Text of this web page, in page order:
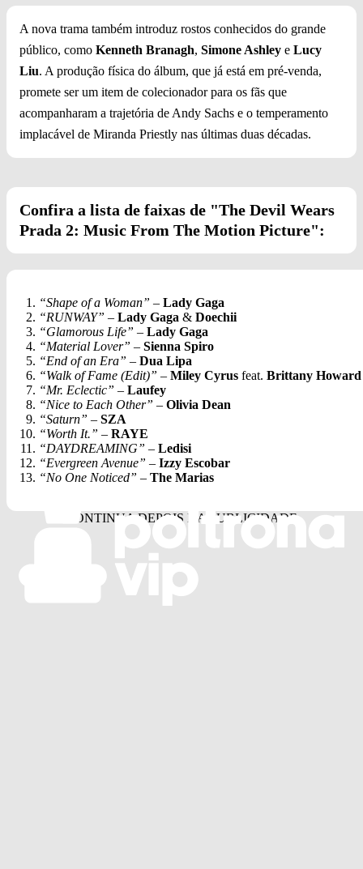
A nova trama também introduz rostos conhecidos do grande
público, como Kenneth Branagh, Simone Ashley e Lucy
Liu. A produção física do álbum, que já está em pré-venda,
promete ser um item de colecionador para os fãs que
acompanharam a trajetória de Andy Sachs e o temperamento
implacável de Miranda Priestly nas últimas duas décadas.
Confira a lista de faixas de "The Devil Wears
Prada 2: Music From The Motion Picture":
“Shape of a Woman” – Lady Gaga
“RUNWAY” – Lady Gaga & Doechii
“Glamorous Life” – Lady Gaga
“Material Lover” – Sienna Spiro
“End of an Era” – Dua Lipa
“Walk of Fame (Edit)” – Miley Cyrus feat. Brittany Howard
“Mr. Eclectic” – Laufey
“Nice to Each Other” – Olivia Dean
“Saturn” – SZA
“Worth It.” – RAYE
“DAYDREAMING” – Ledisi
“Evergreen Avenue” – Izzy Escobar
“No One Noticed” – The Marias